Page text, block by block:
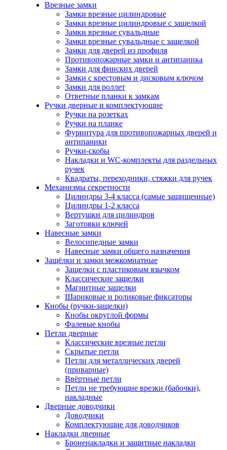
Врезные замки
Замки врезные цилиндровые
Замки врезные цилиндровые с защелкой
Замки врезные сувальдные
Замки врезные сувальдные с защелкой
Замки для дверей из профиля
Противопожарные замки и антипаника
Замки для финских дверей
Замки с крестовым и дисковым ключом
Замки для роллет
Ответные планки к замкам
Ручки дверные и комплектующие
Ручки на розетках
Ручки на планке
Фурнитура для противопожарных дверей и
антипаники
Ручки-скобы
Накладки и WC-комплекты для раздельных
ручек
Квадраты, переходники, стяжки для ручек
Механизмы секретности
Цилиндры 3-4 класса (самые защищенные)
Цилиндры 1-2 класса
Вертушки для цилиндров
Заготовки ключей
Навесные замки
Велосипедные замки
Навесные замки общего назначения
Защёлки и замки межкомнатные
Защелки с пластиковым язычком
Классические защелки
Магнитные защелки
Шариковые и роликовые фиксаторы
Кнобы (ручки-защелки)
Кнобы округлой формы
Фалевые кнобы
Петли дверные
Классические врезные петли
Скрытые петли
Петли для металлических дверей
(приварные)
Ввёртные петли
Петли не требующие врезки (бабочки),
накладные
Дверные доводчики
Доводчики
Комплектующие для доводчиков
Накладки дверные
Броненакладки и защитные накладки